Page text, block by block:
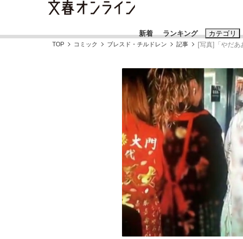
新着 ランキング カテゴリ
「90%は失敗する。でも…」本田圭佑が初めて明
終戦から81年
おすすめのキーワ
#藤田晋 #三山凌輝
#玉木雄一郎
#亀和
TOP コミック ブレスド・チルドレン 記事 [写真]「やだ